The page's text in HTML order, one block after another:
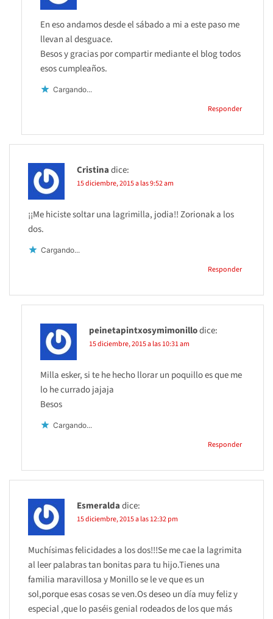
En eso andamos desde el sábado a mi a este paso me
llevan al desguace.
Besos y gracias por compartir mediante el blog todos
esos cumpleaños.
Cargando...
Responder
Cristinadice:
15 diciembre, 2015 a las 9:52 am
¡¡Me hiciste soltar una lagrimilla, jodia!! Zorionak a los
dos.
Cargando...
Responder
peinetapintxosymimonillodice:
15 diciembre, 2015 a las 10:31 am
Milla esker, si te he hecho llorar un poquillo es que me
lo he currado jajaja
Besos
Cargando...
Responder
Esmeraldadice:
15 diciembre, 2015 a las 12:32 pm
Muchísimas felicidades a los dos!!!Se me cae la lagrimita
al leer palabras tan bonitas para tu hijo.Tienes una
familia maravillosa y Monillo se le ve que es un
sol,porque esas cosas se ven.Os deseo un día muy feliz y
especial ,que lo paséis genial rodeados de los que más